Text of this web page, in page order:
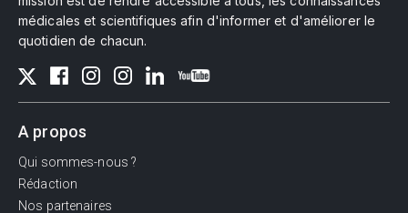
médicales et scientifiques afin d'informer et d'améliorer le
quotidien de chacun.
A propos
Qui sommes-nous ?
Rédaction
Nos partenaires